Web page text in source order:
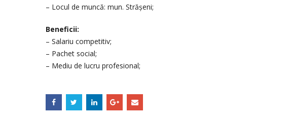
– Locul de muncă: mun. Strășeni;
Beneficii:
– Salariu competitiv;
– Pachet social;
– Mediu de lucru profesional;